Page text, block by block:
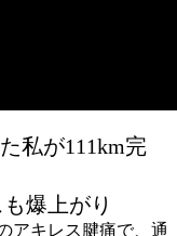
私が111km完
爆上がり
アキレス腱痛で、通